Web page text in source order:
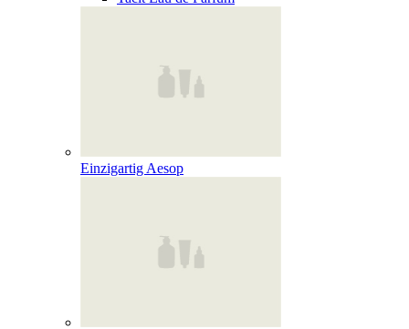
Einzigartig Aesop